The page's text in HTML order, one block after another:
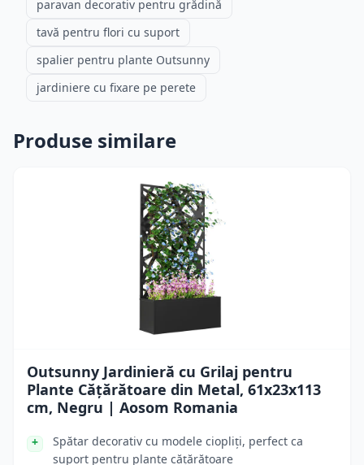
paravan decorativ pentru grădină
tavă pentru flori cu suport
spalier pentru plante Outsunny
jardiniere cu fixare pe perete
Produse similare
Outsunny Jardinieră cu Grilaj pentru
Plante Cățărătoare din Metal, 61x23x113
cm, Negru | Aosom Romania
Spătar decorativ cu modele ciopliți, perfect ca
suport pentru plante cățărătoare